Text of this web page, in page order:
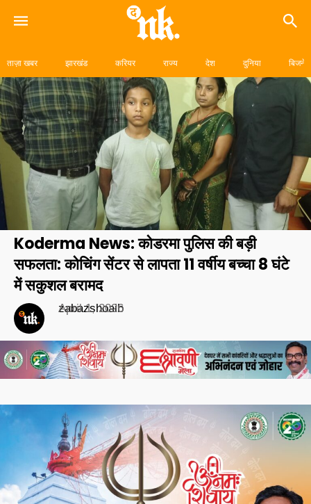
ताज़ा खबर झारखंड करियर राज्य देश दुनिया बिजनेस
Koderma News: कोडरमा पुलिस की बड़ी
सफलता: कोचिंग सेंटर से लापता 11 वर्षीय बच्चा 8 घंटे
में सकुशल बरामद
zabazshoaib
April 1, 2026